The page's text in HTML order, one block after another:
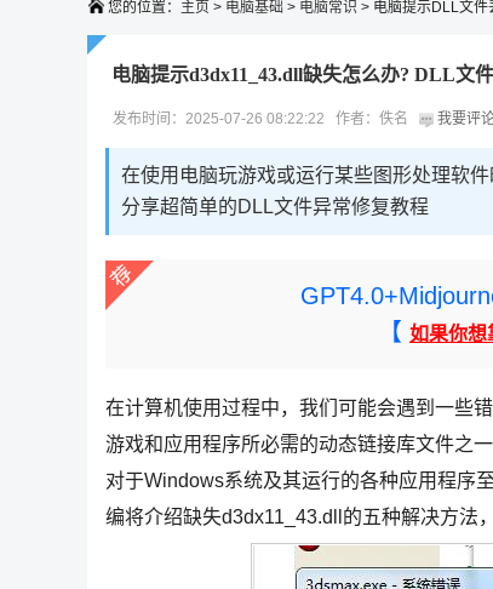
您的位置： 主页 > 电脑基础 > 电脑常识 > 电脑提示DLL文件
电脑提示d3dx11_43.dll缺失怎么办? DLL文
发布时间：2025-07-26 08:22:22 作者：佚名 我要评
在使用电脑玩游戏或运行某些图形处理软
分享超简单的DLL文件异常修复教程
【 如果你想
在计算机使用过程中，我们可能会遇到一些
游戏和应用程序所必需的动态链接库文件之
对于Windows系统及其运行的各种应用程序
编将介绍缺失d3dx11_43.dll的五种解决方法